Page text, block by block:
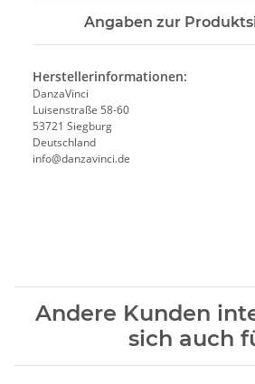
Angaben zur
Herstellerinformationen:
DanzaVinci
Luisenstraße 58-60
53721 Siegburg
Deutschland
info@danzavinci.de
Andere Kunden
sich auch